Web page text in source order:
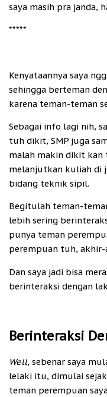
saya masih pra janda,
*****
Kenyataannya saya
sehingga berteman
karena teman-teman
Sebagai info lagi nih,
tuh dikit, SMP juga
malah makin dikit kan
melanjutkan kuliah di
bidang teknik sipil.
Begitulah teman-
lebih sering
punya teman
perempuan tuh, akhir-
Dan saya jadi bisa
berinteraksi dengan
Berinteraksi
Well, sebenar saya
lelaki itu, dimulai
teman perempuan